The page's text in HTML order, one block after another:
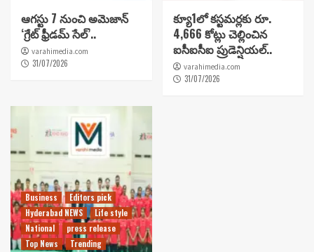
ఆగస్టు 7 నుంచి అమెజాన్
‘గ్రేట్ ఫ్రీడమ్ సేల్’..
varahimedia.com
31/07/2026
క్యూ1లో కస్టమర్లకు రూ.
4,666 కోట్లు చెల్లించిన
ఐసీఐసీఐ ప్రుడెన్షియల్..
varahimedia.com
31/07/2026
Business
Editors pick
Hyderabad NEWS
Life style
National
press release
Top News
Trending